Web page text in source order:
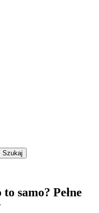
samo? Pełne